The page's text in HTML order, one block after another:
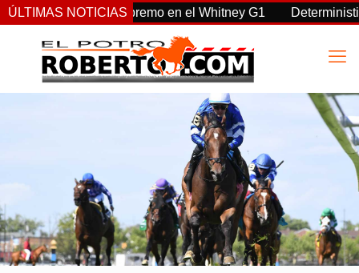
ÚLTIMAS NOTICIASsupremo en el Whitney G1 Deterministic: